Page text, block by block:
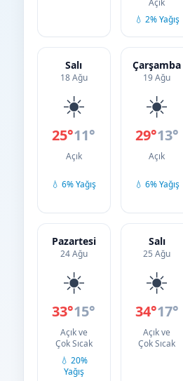
Açık
💧 2% Yağış
Salı
18 Ağu
☀️
25°11°
Açık
💧 6% Yağış
Çarşamba
19 Ağu
☀️
29°13°
Açık
💧 6% Yağış
Pazartesi
24 Ağu
☀️
33°15°
Açık ve
Çok Sıcak
💧 20%
Yağış
Salı
25 Ağu
☀️
34°17°
Açık ve
Çok Sıcak